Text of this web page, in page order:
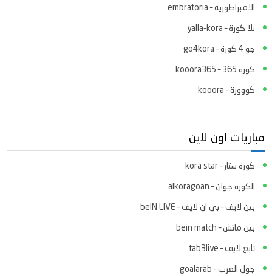
الامبراطورية – embratoria
يلا كورة – yalla-kora
جو 4 كورة – go4kora
كورة 365 – kooora365
كووورة – kooora
مباريات اون لاين
كورة ستار – kora star
الكوره جوان – alkoragoan
بين لايف – بي ان لايف – beIN LIVE
بين ماتش – bein match
تابع لايف – tab3live
جول العرب – goalarab